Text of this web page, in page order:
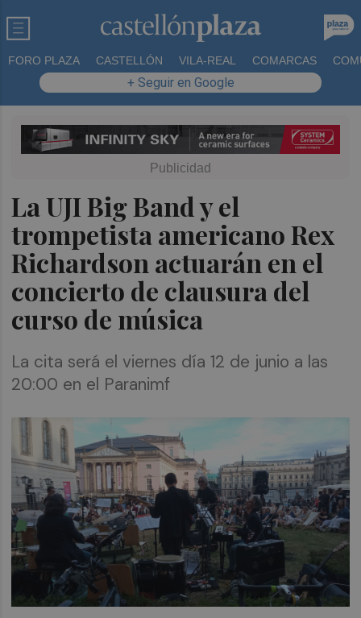
FORO PLAZA CASTELLÓN VILA-REAL COMARCAS
+ Seguir en Google
La UJI Big Band y el
trompetista americano Rex
Richardson actuarán en el
concierto de clausura del
curso de música
La cita será el viernes día 12 de junio a las
20:00 en el Paranimf